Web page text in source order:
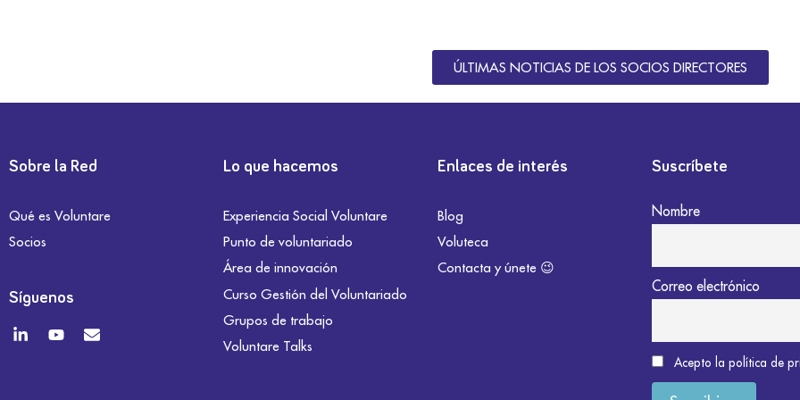
ÚLTIMAS NOTICIAS DE LOS SOCIOS DIRECTORES
Sobre la Red
Qué es Voluntare
Socios
Síguenos
Lo que hacemos
Experiencia Social Voluntare
Punto de voluntariado
Área de innovación
Curso Gestión del Voluntariado
Grupos de trabajo
Voluntare Talks
Enlaces de interés
Blog
Voluteca
Contacta y únete 😉
Suscríbete
Nombre
Correo electrónico
Acepto la política de